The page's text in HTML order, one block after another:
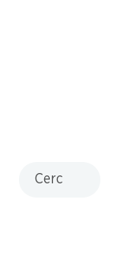
07:30 - 19:00